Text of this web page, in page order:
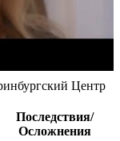
Центр
Последствия/
Осложнения